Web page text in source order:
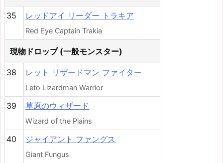
35 レッドアイ リーダー トラキア
Red Eye Captain Trakia
現物ドロップ (一般モンスター)
38 レット リザードマン ファイター
Leto Lizardman Warrior
39 草原のウィザード
Wizard of the Plains
40 ジャイアント ファングス
Giant Fungus